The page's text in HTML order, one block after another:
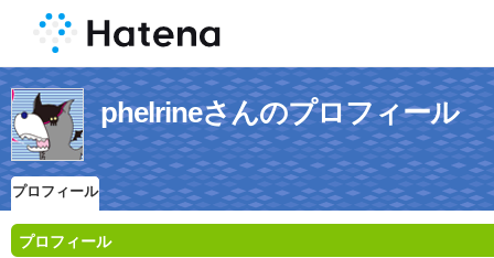
phelrineさんのプロフィール
プロフィール
プロフィール